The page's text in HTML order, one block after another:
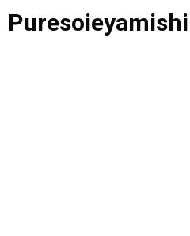
Saltar
al